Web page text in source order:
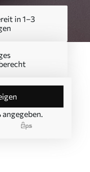
in 1–3
angegeben.